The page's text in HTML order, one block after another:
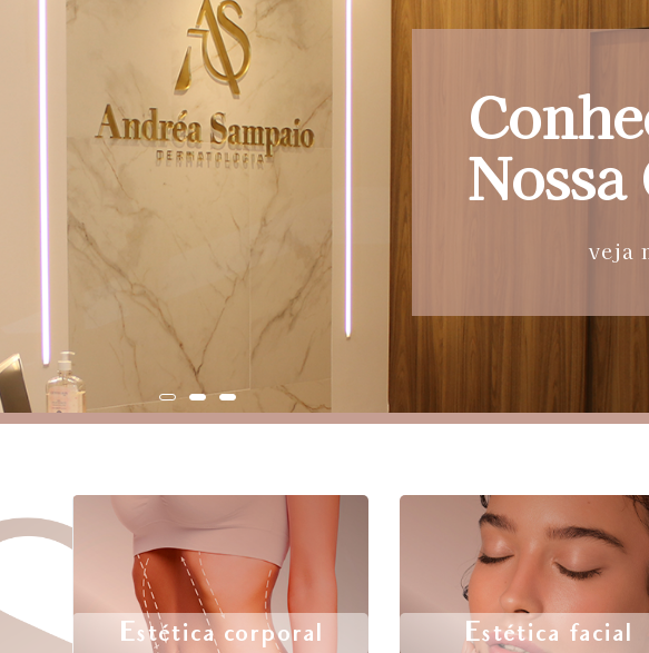
veja
Estética corporal Estética facial